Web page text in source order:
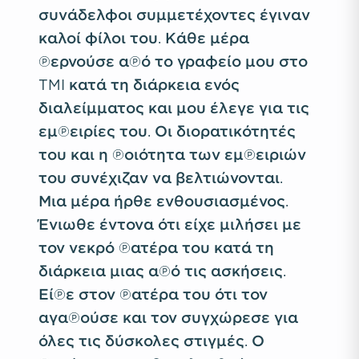
συνάδελφοι συμμετέχοντες έγιναν
καλοί φίλοι του. Κάθε μέρα
περνούσε από το γραφείο μου στο
TMI κατά τη διάρκεια ενός
διαλείμματος και μου έλεγε για τις
εμπειρίες του. Οι διορατικότητές
του και η ποιότητα των εμπειριών
του συνέχιζαν να βελτιώνονται.
Μια μέρα ήρθε ενθουσιασμένος.
Ένιωθε έντονα ότι είχε μιλήσει με
τον νεκρό πατέρα του κατά τη
διάρκεια μιας από τις ασκήσεις.
Είπε στον πατέρα του ότι τον
αγαπούσε και τον συγχώρεσε για
όλες τις δύσκολες στιγμές. Ο